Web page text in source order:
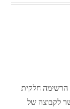
המקומיות של 2026? ובכן, הרשימה חלקית
לקבוצה של